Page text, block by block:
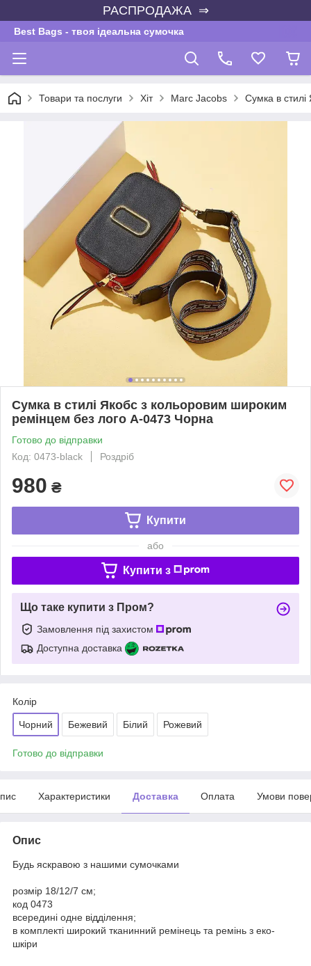
РАСПРОДАЖА ⇒
Best Bags - твоя ідеальна сумочка
Товари та послуги Хіт Marc Jacobs Сумка в
Сумка в стилі Якобс з кольоровим широким
ремінцем без лого А-0473 Чорна
Готово до відправки
Код: 0473-black
Роздріб
980 ₴
Купити
або
Купити з
Що таке купити з Пром?
Замовлення під захистом
Доступна доставка
Колір
Чорний Бежевий Білий Рожевий
Готово до відправки
Характеристики Доставка Оплата Умови
Опис
Будь яскравою з нашими сумочками
розмір 18/12/7 см;
код 0473
всередині одне відділення;
в комплекті широкий тканинний ремінець та ремінь з еко-
шкіри